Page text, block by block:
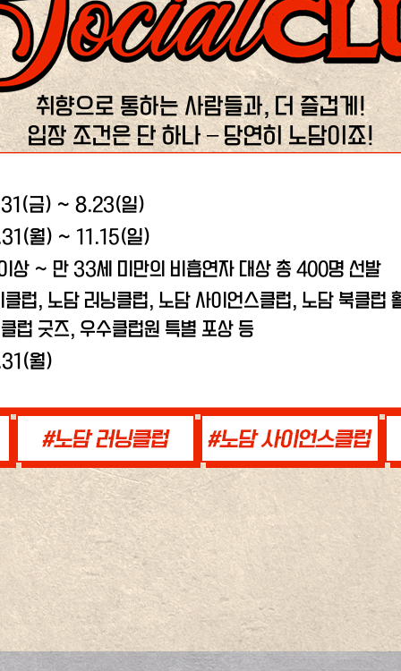
취향으로 통하는 사람들과, 더 즐겁게!
입장 조건은 단 하나 – 당연히 노담이죠!
금) ~ 8.23(일)
월) ~ 11.15(일)
상 ~ 만 33세 미만의 비흡연자 대상 총 400명 선발
클럽, 노담 러닝클럽, 노담 사이언스클럽, 노담 북클럽
럽 굿즈, 우수클럽원 특별 포상 등
월)